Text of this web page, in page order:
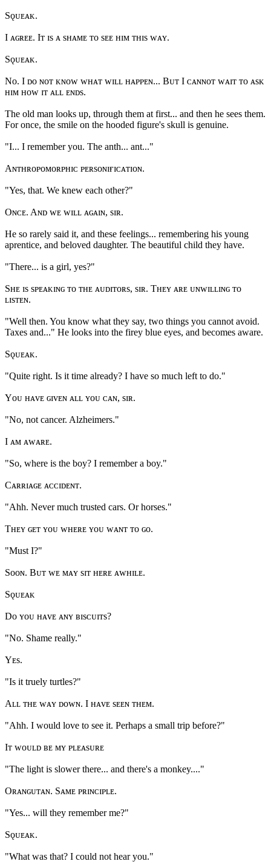
Sǫᴜᴇᴀᴋ.
I ᴀɢʀᴇᴇ. Iᴛ ɪs ᴀ sʜᴀᴍᴇ ᴛᴏ sᴇᴇ ʜɪᴍ ᴛʜɪs ᴡᴀʏ.
Sǫᴜᴇᴀᴋ.
Nᴏ. I ᴅᴏ ɴᴏᴛ ᴋɴᴏᴡ ᴡʜᴀᴛ ᴡɪʟʟ ʜᴀᴘᴘᴇɴ... Bᴜᴛ I ᴄᴀɴɴᴏᴛ ᴡᴀɪᴛ ᴛᴏ ᴀsᴋ
ʜɪᴍ ʜᴏᴡ ɪᴛ ᴀʟʟ ᴇɴᴅs.
The old man looks up, through them at first... and then he sees them.
For once, the smile on the hooded figure's skull is genuine.
"I... I remember you. The anth... ant..."
Aɴᴛʜʀᴏᴘᴏᴍᴏʀᴘʜɪᴄ ᴘᴇʀsᴏɴɪғɪᴄᴀᴛɪᴏɴ.
"Yes, that. We knew each other?"
Oɴᴄᴇ. Aɴᴅ ᴡᴇ ᴡɪʟʟ ᴀɢᴀɪɴ, sɪʀ.
He so rarely said it, and these feelings... remembering his young
aprentice, and beloved daughter. The beautiful child they have.
"There... is a girl, yes?"
Sʜᴇ ɪs sᴘᴇᴀᴋɪɴɢ ᴛᴏ ᴛʜᴇ ᴀᴜᴅɪᴛᴏʀs, sɪʀ. Tʜᴇʏ ᴀʀᴇ ᴜɴᴡɪʟʟɪɴɢ ᴛᴏ
ʟɪsᴛᴇɴ.
"Well then. You know what they say, two things you cannot avoid.
Taxes and..." He looks into the firey blue eyes, and becomes aware.
Sǫᴜᴇᴀᴋ.
"Quite right. Is it time already? I have so much left to do."
Yᴏᴜ ʜᴀᴠᴇ ɢɪᴠᴇɴ ᴀʟʟ ʏᴏᴜ ᴄᴀɴ, sɪʀ.
"No, not cancer. Alzheimers."
I ᴀᴍ ᴀᴡᴀʀᴇ.
"So, where is the boy? I remember a boy."
Cᴀʀʀɪᴀɢᴇ ᴀᴄᴄɪᴅᴇɴᴛ.
"Ahh. Never much trusted cars. Or horses."
Tʜᴇʏ ɢᴇᴛ ʏᴏᴜ ᴡʜᴇʀᴇ ʏᴏᴜ ᴡᴀɴᴛ ᴛᴏ ɢᴏ.
"Must I?"
Sᴏᴏɴ. Bᴜᴛ ᴡᴇ ᴍᴀʏ sɪᴛ ʜᴇʀᴇ ᴀᴡʜɪʟᴇ.
Sǫᴜᴇᴀᴋ
Dᴏ ʏᴏᴜ ʜᴀᴠᴇ ᴀɴʏ ʙɪsᴄᴜɪᴛs?
"No. Shame really."
Yᴇs.
"Is it truely turtles?"
Aʟʟ ᴛʜᴇ ᴡᴀʏ ᴅᴏᴡɴ. I ʜᴀᴠᴇ sᴇᴇɴ ᴛʜᴇᴍ.
"Ahh. I would love to see it. Perhaps a small trip before?"
Iᴛ ᴡᴏᴜʟᴅ ʙᴇ ᴍʏ ᴘʟᴇᴀsᴜʀᴇ
"The light is slower there... and there's a monkey...."
Oʀᴀɴɢᴜᴛᴀɴ. Sᴀᴍᴇ ᴘʀɪɴᴄɪᴘʟᴇ.
"Yes... will they remember me?"
Sǫᴜᴇᴀᴋ.
"What was that? I could not hear you."